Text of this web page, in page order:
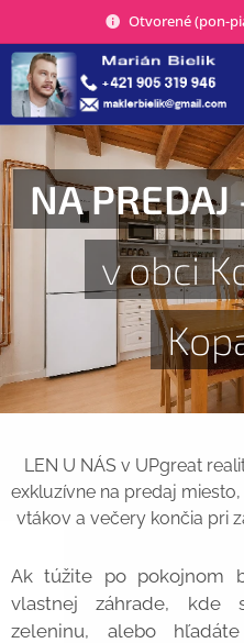
Otvorené (pon-
NA
v obci
LEN U NÁS v UPgreat
exkluzívne na predaj
vtákov a večery končia pri
Ak túžite po pokojnom
vlastnej záhrade, kde
zeleninu, alebo